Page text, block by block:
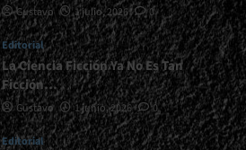
Gustavo 1 julio, 2026 0
Editorial
La Ciencia Ficción Ya No Es Tan
Ficción…
Gustavo 1 junio, 2026 0
Editorial